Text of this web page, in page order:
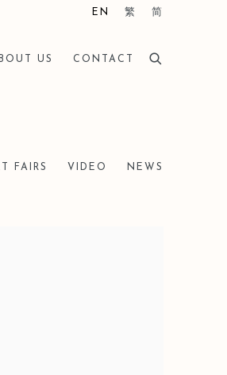
US CONTACT
EN 繁 简
FAIRS VIDEO NEWS